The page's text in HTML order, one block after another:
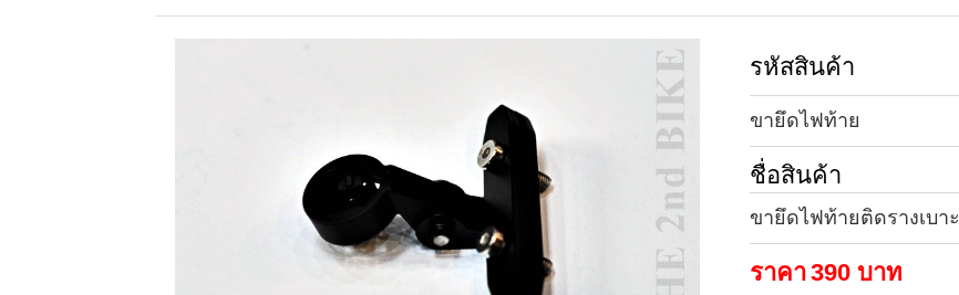
รหัสสินค้า
ขายึดไฟท้าย
ชื่อสินค้า
ขายึดไฟท้ายติดรางเบาะ
ราคา390 บาท